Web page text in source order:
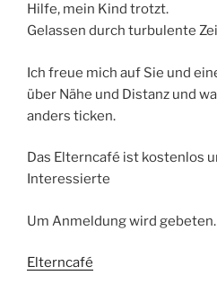
Hilfe, mein Kind trotzt.
Gelassen durch turbulente
Ich freue mich auf Sie und
über Nähe und Distanz und
anders ticken.
Das Elterncafé ist kostenlos
Interessierte
Um Anmeldung wird gebeten.
Elterncafé